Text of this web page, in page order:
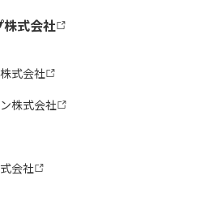
式会社
式会社
株式会社
会社